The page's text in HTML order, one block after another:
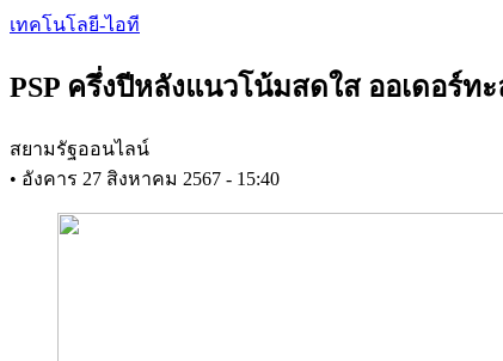
Skip
content
เทคโนโลยี-ไอที
PSP ครึ่งปีหลังแนวโน้มสดใส ออเดอร์
สยามรัฐออนไลน์
• อังคาร 27 สิงหาคม 2567 - 15:40